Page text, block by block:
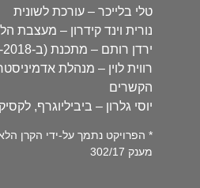
טלי בלייכר – עורכת לשונית
נורית וינד קידרון – מעצבת
ירדן רותם – מתכנת (ב-2019-2018)
רווית לוין – מנהלת
הקשרים
יוסי גלרון – ביביליוגרף,
* הפרויקט נתמך על-ידי הקרן
מענק 302/17